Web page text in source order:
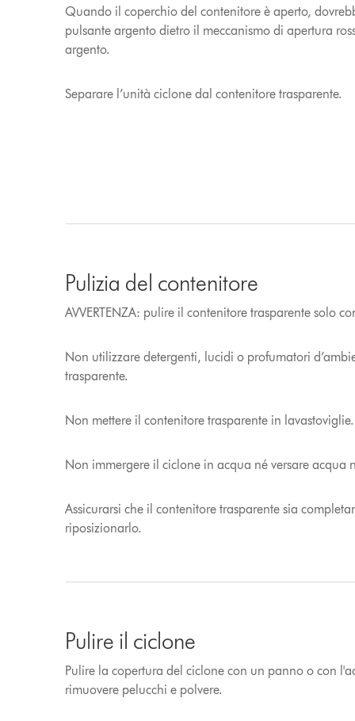
Quando il coperchio del contenitore è aperto,
pulsante argento dietro il meccanismo di apertura
argento.
Separare l’unità ciclone dal contenitore trasparente.
Pulizia del contenitore
AVVERTENZA: pulire il contenitore trasparente solo
Non utilizzare detergenti, lucidi o profumatori
trasparente.
Non mettere il contenitore trasparente in lavastoviglie.
Non immergere il ciclone in acqua né versare acqua
Assicurarsi che il contenitore trasparente sia
riposizionarlo.
Pulire il ciclone
Pulire la copertura del ciclone con un panno o con
rimuovere pelucchi e polvere.